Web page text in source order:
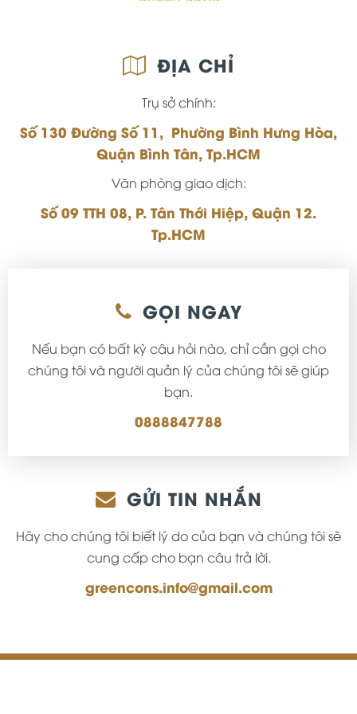
ĐỊA CHỈ
Trụ sở chính:
Số 130 Đường Số 11, Phường Bình Hưng Hòa,
Quận Bình Tân, Tp.HCM
Văn phòng giao dịch:
Số 09 TTH 08, P. Tân Thới Hiệp, Quận 12.
Tp.HCM
GỌI NGAY
Nếu bạn có bất kỳ câu hỏi nào, chỉ cần gọi cho
chúng tôi và người quản lý của chúng tôi sẽ giúp
bạn.
0888847788
GỬI TIN NHẮN
Hãy cho chúng tôi biết lý do của bạn và chúng tôi sẽ
cung cấp cho bạn câu trả lời.
greencons.info@gmail.com